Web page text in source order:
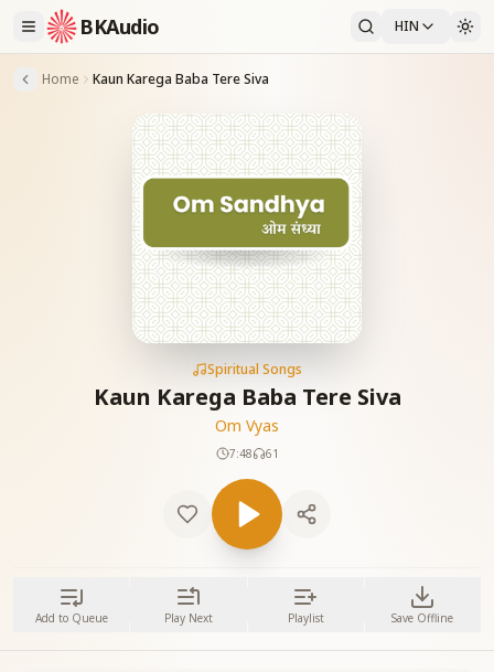
BKAudio HIN
Home Kaun Karega Baba Tere Siva
Spiritual Songs
Kaun Karega Baba Tere Siva
Om Vyas
7:48 61
Add to Queue Play Next Playlist Save Offline